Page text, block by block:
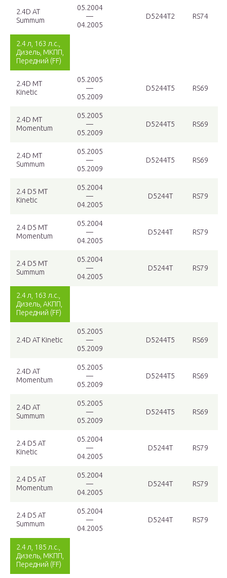
2.4D AT
Summum
05.2004
—
04.2005
D5244T2 RS74
2.4 л, 163 л.с.,
Дизель, МКПП,
Передний (FF)
2.4D MT
Kinetic
05.2005
—
05.2009
D5244T5 RS69
2.4D MT
Momentum
05.2005
—
05.2009
D5244T5 RS69
2.4D MT
Summum
05.2005
—
05.2009
D5244T5 RS69
2.4 D5 MT
Kinetic
05.2004
—
04.2005
D5244T RS79
2.4 D5 MT
Momentum
05.2004
—
04.2005
D5244T RS79
2.4 D5 MT
Summum
05.2004
—
04.2005
D5244T RS79
2.4 л, 163 л.с.,
Дизель, АКПП,
Передний (FF)
2.4D AT Kinetic
05.2005
—
05.2009
D5244T5 RS69
2.4D AT
Momentum
05.2005
—
05.2009
D5244T5 RS69
2.4D AT
Summum
05.2005
—
05.2009
D5244T5 RS69
2.4 D5 AT
Kinetic
05.2004
—
04.2005
D5244T RS79
2.4 D5 AT
Momentum
05.2004
—
04.2005
D5244T RS79
2.4 D5 AT
Summum
05.2004
—
04.2005
D5244T RS79
2.4 л, 185 л.с.,
Дизель, МКПП,
Передний (FF)